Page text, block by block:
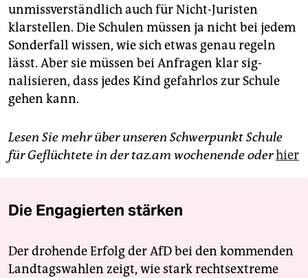
unmissverständlich auch für Nicht-Juristen
klarstellen. Die Schulen müssen ja nicht bei jedem
Sonderfall wissen, wie sich etwas genau regeln
lässt. Aber sie müssen bei Anfragen klar sig­
nalisieren, dass jedes Kind gefahrlos zur Schule
gehen kann.
Lesen Sie mehr über unseren Schwerpunkt Schule
für Geflüchtete in der taz.am wochenende oderhier
Die Engagierten stärken
Der drohende Erfolg der AfD bei den kommenden
Landtagswahlen zeigt, wie stark rechtsextreme